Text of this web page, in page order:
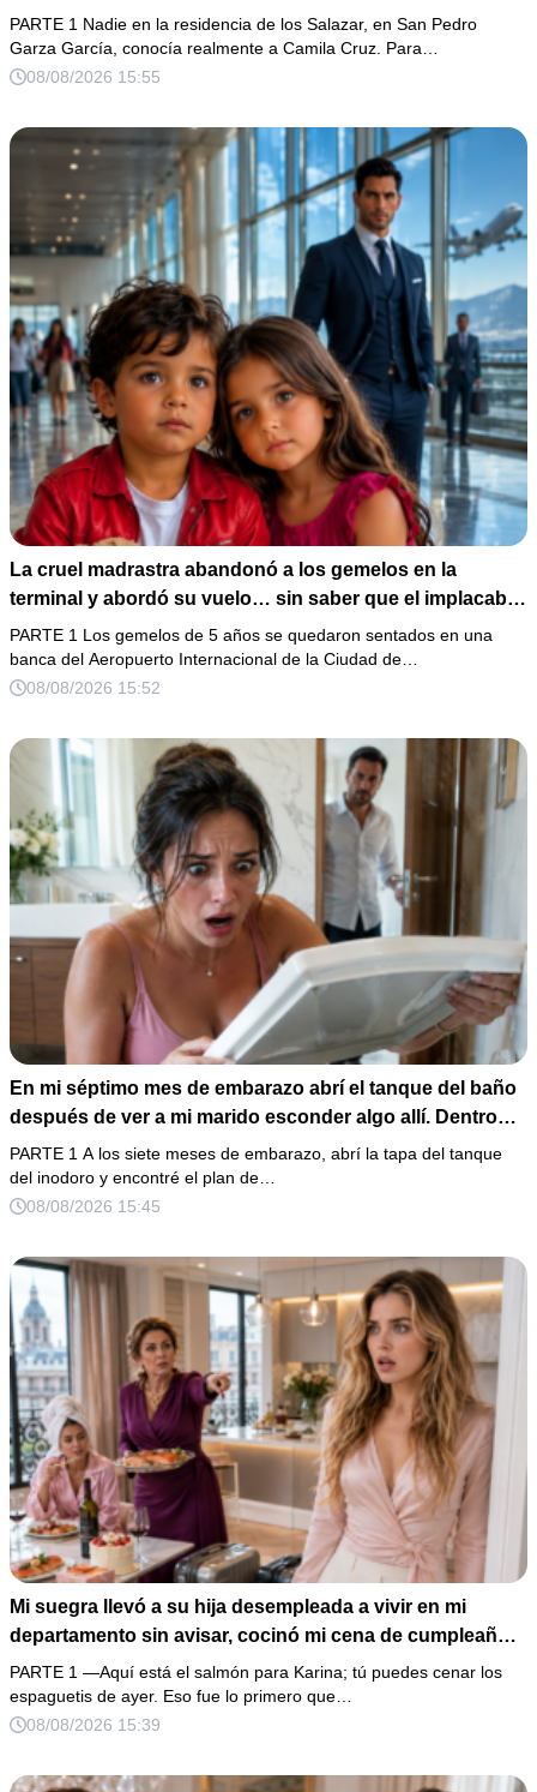
magnate
PARTE 1 Nadie en la residencia de los Salazar, en San Pedro
Garza García, conocía realmente a Camila Cruz. Para…
08/08/2026 15:55
La cruel madrastra abandonó a los gemelos en la
terminal y abordó su vuelo… sin saber que el implacable
magnate reconocería esa mirada
PARTE 1 Los gemelos de 5 años se quedaron sentados en una
banca del Aeropuerto Internacional de la Ciudad de…
08/08/2026 15:52
En mi séptimo mes de embarazo abrí el tanque del baño
después de ver a mi marido esconder algo allí. Dentro
había un celular perdido, una receta de sedantes y una
carta para entregar mi casa a su familia. Cuando él volvió
y preguntó por qué estaba tan callada, respondí: “Solo
pruebas.
PARTE 1 A los siete meses de embarazo, abrí la tapa del tanque
del inodoro y encontré el plan de…
08/08/2026 15:45
Mi suegra llevó a su hija desempleada a vivir en mi
departamento sin avisar, cocinó mi cena de cumpleaños
y aseguró que tenía derecho porque había pagado parte
del enganche. “Entonces muéstrame los recibos”,
respondí con calma. Al revisar 5 años de transferencias,
tres veces… y aún faltaba la peor traición.
PARTE 1 —Aquí está el salmón para Karina; tú puedes cenar los
espaguetis de ayer. Eso fue lo primero que…
08/08/2026 15:39